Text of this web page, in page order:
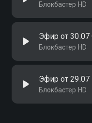
Блокбастер HD
Эфир от 30.07
Блокбастер HD
Эфир от 29.07
Блокбастер HD